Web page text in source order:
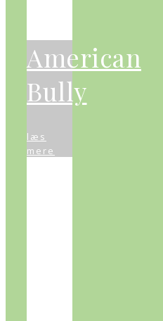
American
Bully
læs
mere